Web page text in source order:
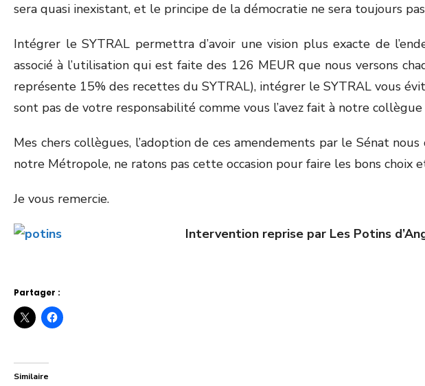
sera quasi inexistant, et le principe de la démocratie ne sera toujours
Intégrer le SYTRAL permettra d’avoir une vision plus exacte de
associé à l’utilisation qui est faite des 126 MEUR que nous versons
représente 15% des recettes du SYTRAL), intégrer le SYTRAL vous
sont pas de votre responsabilité comme vous l’avez fait à notre
Mes chers collègues, l’adoption de ces amendements par le Sénat
notre Métropole, ne ratons pas cette occasion pour faire les bons choix
Je vous remercie.
Intervention reprise par Les Potins
Partager :
Similaire